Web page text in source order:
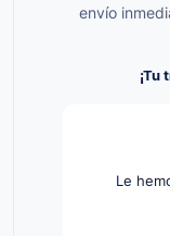
envío
Le